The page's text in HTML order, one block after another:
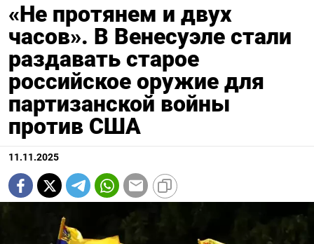
«Не протянем и двух
часов». В Венесуэле стали
раздавать старое
российское оружие для
партизанской войны
против США
11.11.2025